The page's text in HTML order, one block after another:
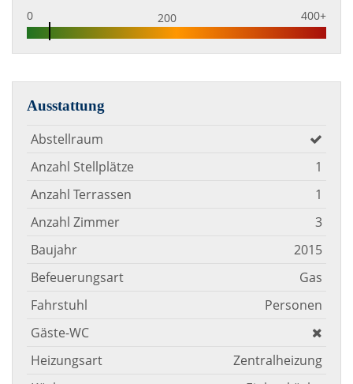
0 200 400+
Ausstattung
Abstellraum
Anzahl Stellplätze
1
Anzahl Terrassen
1
Anzahl Zimmer
3
Baujahr
2015
Befeuerungsart
Gas
Fahrstuhl
Personen
Gäste-WC
Heizungsart
Zentralheizung